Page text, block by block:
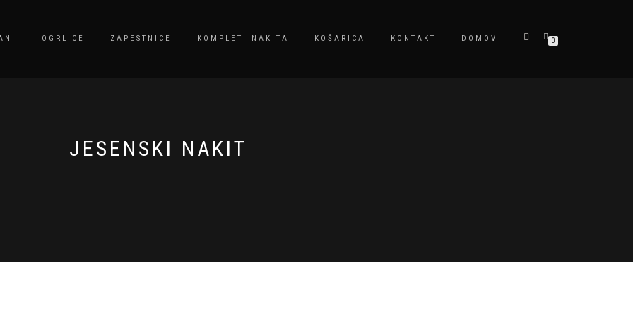
OGRLICE ZAPESTNICE KOMPLETI NAKITA KOŠARICA KONTAKT DOMOV 0
JESENSKI NAKIT